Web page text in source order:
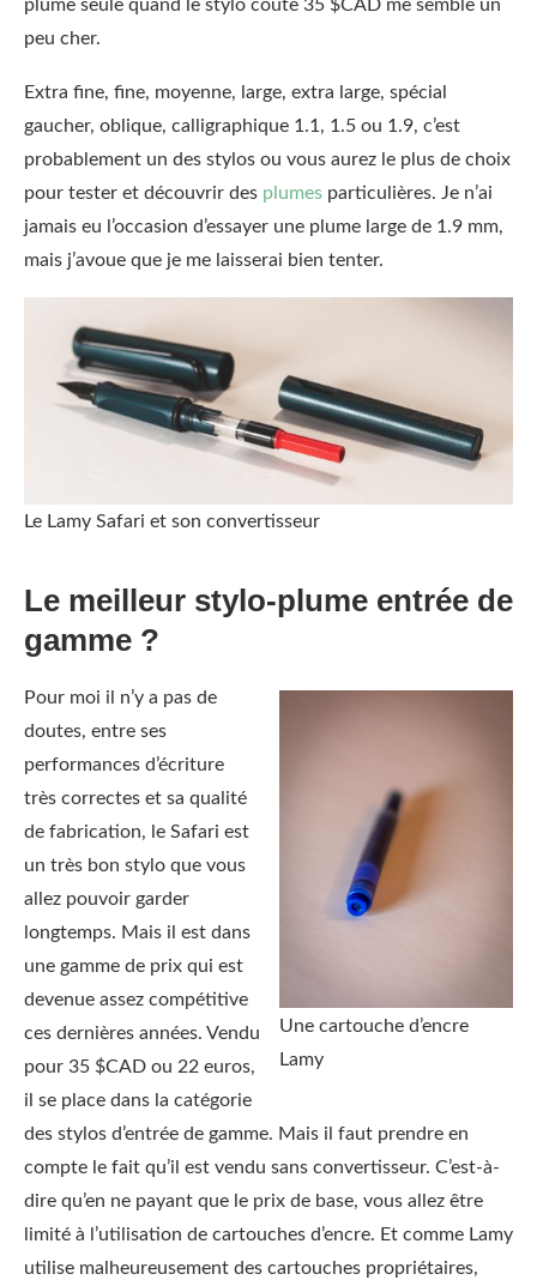
plume seule quand le stylo coûte 35 $CAD me semble un
peu cher.
Extra fine, fine, moyenne, large, extra large, spécial
gaucher, oblique, calligraphique 1.1, 1.5 ou 1.9, c’est
probablement un des stylos ou vous aurez le plus de choix
pour tester et découvrir des plumes particulières. Je n’ai
jamais eu l’occasion d’essayer une plume large de 1.9 mm,
mais j’avoue que je me laisserai bien tenter.
Le Lamy Safari et son convertisseur
Le meilleur stylo-plume entrée de
gamme ?
Une cartouche d’encre
Lamy
Pour moi il n’y a pas de
doutes, entre ses
performances d’écriture
très correctes et sa qualité
de fabrication, le Safari est
un très bon stylo que vous
allez pouvoir garder
longtemps. Mais il est dans
une gamme de prix qui est
devenue assez compétitive
ces dernières années. Vendu
pour 35 $CAD ou 22 euros,
il se place dans la catégorie
des stylos d’entrée de gamme. Mais il faut prendre en
compte le fait qu’il est vendu sans convertisseur. C’est-à-
dire qu’en ne payant que le prix de base, vous allez être
limité à l’utilisation de cartouches d’encre. Et comme Lamy
utilise malheureusement des cartouches propriétaires,